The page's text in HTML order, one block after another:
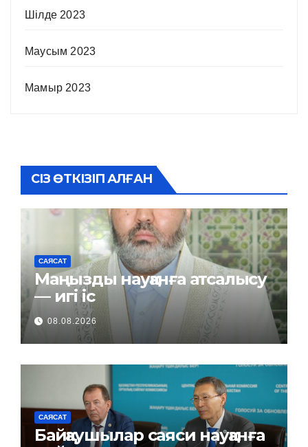
Шілде 2023
Маусым 2023
Мамыр 2023
СІЗ ӨТКІЗІП АЛҒАН
САЯСАТ
Маңызды науқанға атсалысу
— игі іс
08.08.2026
САЯСАТ
Байқаушылар саяси науқанға